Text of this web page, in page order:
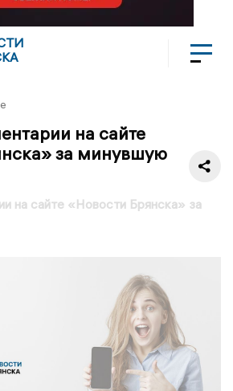
на сайте
за минувшую
на сайте «Новости Брянска» за